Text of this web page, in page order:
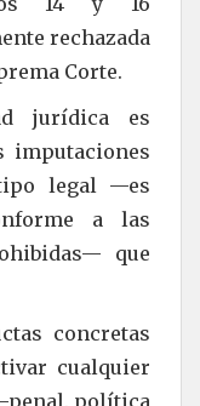
rechazada
Corte.
jurídica es
imputaciones
legal —es
a las
que
concretas
cualquier
política